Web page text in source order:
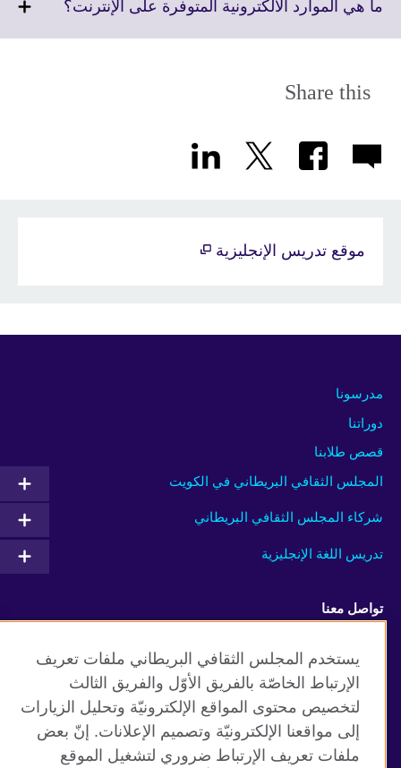
More
ما هي الموارد الالكترونية المتوفرة على الإنترنت؟ Click
Share this
موقع تدريس الإنجليزية
مدرسونا
دوراتنا
قصص طلابنا
المجلس الثقافي البريطاني في الكويت
شركاء المجلس الثقافي البريطاني
تدريس اللغة الإنجليزية
تواصل معنا
Facebook Instagram
Twitter TikTok
يستخدم المجلس الثقافي البريطاني ملفات تعريف
الإرتباط الخاصّة بالفريق الأوّل والفريق الثالث
لتخصيص محتوى المواقع الإلكترونيّة وتحليل الزيارات
إلى مواقعنا الإلكترونيّة وتصميم الإعلانات. إنّ بعض
ملفات تعريف الإرتباط ضروري لتشغيل الموقع